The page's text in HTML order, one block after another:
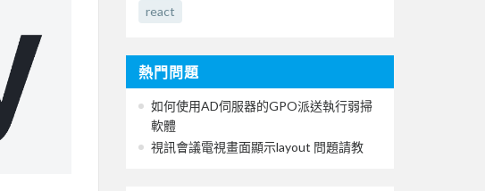
react
熱門問題
如何使用AD伺服器的GPO派送執行弱掃
軟體
視訊會議電視畫面顯示layout 問題請教